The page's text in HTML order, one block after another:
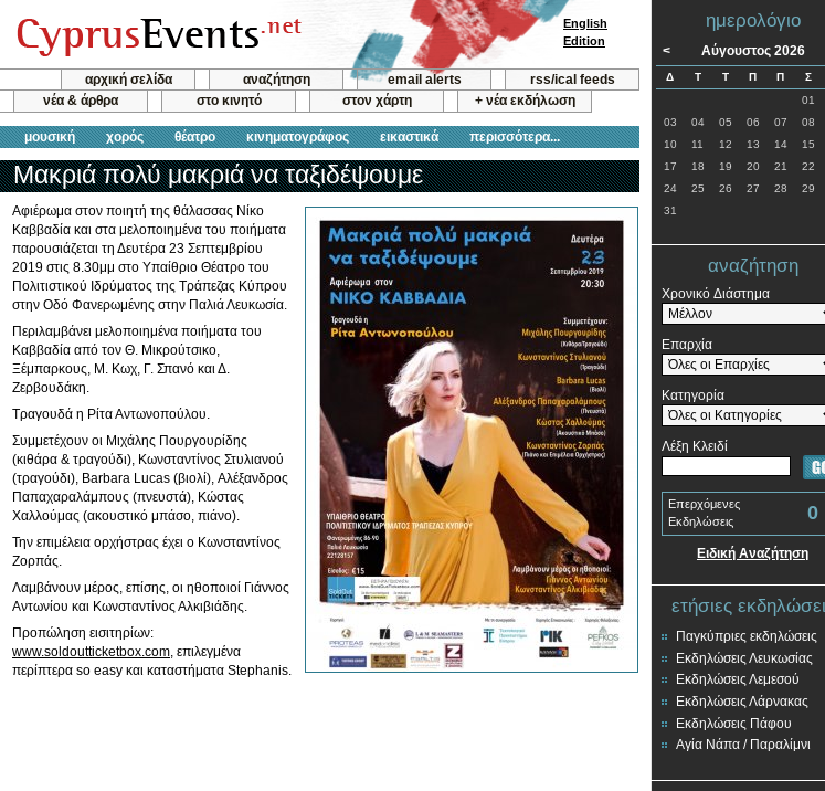
αρχική σελίδα αναζήτηση email alerts
rss/ical feeds
νέα & άρθρα
στο κινητό στον χάρτη + νέα εκδήλωση
μουσική χορός θέατρο κινηματογράφος εικαστικά περισσότερα...
English
Edition
Μακριά πολύ μακριά να ταξιδέψουμε
Αφιέρωμα στον ποιητή της θάλασσας Νίκο
Καββαδία και στα μελοποιημένα του ποιήματα
παρουσιάζεται τη Δευτέρα 23 Σεπτεμβρίου
2019 στις 8.30μμ στο Υπαίθριο Θέατρο του
Πολιτιστικού Ιδρύματος της Τράπεζας Κύπρου
στην Οδό Φανερωμένης στην Παλιά Λευκωσία.
Περιλαμβάνει μελοποιημένα ποιήματα του
Καββαδία από τον Θ. Μικρούτσικο,
Ξέμπαρκους, Μ. Κωχ, Γ. Σπανό και Δ.
Ζερβουδάκη.
Τραγουδά η Ρίτα Αντωνοπούλου.
Συμμετέχουν οι Μιχάλης Πουργουρίδης
(κιθάρα & τραγούδι), Κωνσταντίνος Στυλιανού
(τραγούδι), Barbara Lucas (βιολί), Αλέξανδρος
Παπαχαραλάμπους (πνευστά), Κώστας
Χαλλούμας (ακουστικό μπάσο, πιάνο).
Την επιμέλεια ορχήστρας έχει ο Κωνσταντίνος
Ζορπάς.
Λαμβάνουν μέρος, επίσης, οι ηθοποιοί Γιάννος
Αντωνίου και Κωνσταντίνος Αλκιβιάδης.
Προπώληση εισιτηρίων:
www.soldoutticketbox.com, επιλεγμένα
περίπτερα so easy και καταστήματα Stephanis.
ημερολόγιο
< Αύγουστος 2026
Δ Τ Τ Π Π Σ
01
03
04 05 06 07 08
10
11 12 13 14 15
17
18 19 20 21 22
24
25 26 27 28 29
31
αναζήτηση
Χρονικό Διάστημα
Επαρχία
Κατηγορία
Λέξη Κλειδί
Επερχόμενες
Εκδηλώσεις
0
Ειδική Αναζήτηση
ετήσιες
Παγκύπριες εκδηλώσεις
Εκδηλώσεις Λευκωσίας
Εκδηλώσεις Λεμεσού
Εκδηλώσεις Λάρνακας
Εκδηλώσεις Πάφου
Αγία Νάπα / Παραλίμνι